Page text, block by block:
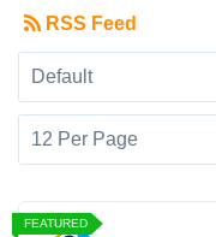
RSS Feed
Default
12 Per Page
FEATURED